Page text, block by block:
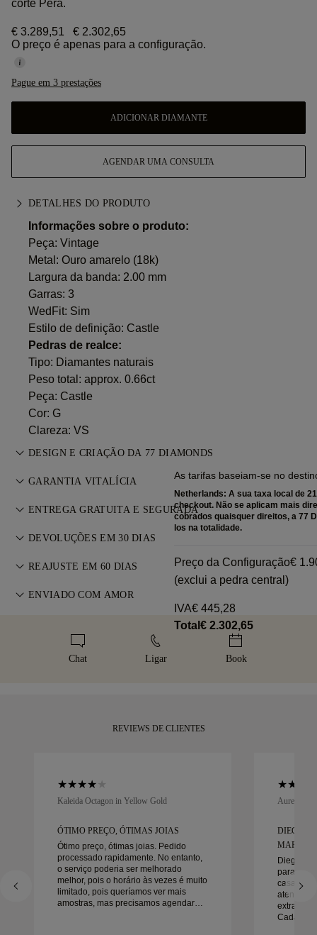
corte Pera.
€ 3.289,51
€ 2.302,65
O preço é apenas para a configuração.
As tarifas baseiam-se no
Netherlands: A sua taxa local de
checkout. Não se aplicam mais
cobrados quaisquer direitos, a 77
los na totalidade.
Preço da Configuração€
(exclui a pedra central)
IVA€ 445,28
Total € 2.302,65
Pague em 3 prestações
ADICIONAR DIAMANTE
AGENDAR UMA CONSULTA
DETALHES DO PRODUTO
Informações sobre o produto:
Peça: Vintage
Metal: Ouro amarelo (18k)
Largura da banda: 2.00 mm
Garras: 3
WedFit: Sim
Estilo de definição: Castle
Pedras de realce:
Tipo: Diamantes naturais
Peso total: approx. 0.66ct
Peça: Castle
Cor: G
Clareza: VS
DESIGN E CRIAÇÃO DA 77 DIAMONDS
A arte da joalharia aperfeiçoada peça a peça pelos mestres
GARANTIA VITALÍCIA
Em qualquer compra na 77 Diamonds, recebe uma garantia
vitalícia contra defeitos de fabrico. As reparações necessárias
são gratuitas. Consulte osTermos e Condições
ENTREGA GRATUITA E SEGURADA
Todos os portes de envio são gratuitos, independentemente
riscos e com seguro total através do serviço de entregas
especiais FedEx ou DHL, diretamente para a sua porta.
Fazemos um seguro de todas as nossas encomendas para
determinados artigos de valor elevado, utilizamos um serviço
DEVOLUÇÕES EM 30 DIAS
Caso não esteja totalmente satisfeito, pode devolver ou
trocar a sua compra no prazo de 30 dias. Consulte osTermos
e Condições.
REAJUSTE EM 60 DIAS
Para garantir o ajuste perfeito, a 77 Diamonds oferece
reajuste gratuito até 60 dias após a entrega. Consulte a
ENVIADO COM AMOR
Receba a sua peça artesanal na nossa icónica caixa
Chat Ligar Book
REVIEWS DE CLIENTES
Kaleida Octagon in Yellow Gold
ÓTIMO PREÇO, ÓTIMAS JOIAS
Ótimo preço, ótimas joias. Pedido
processado rapidamente. No entanto,
o serviço poderia ser melhorado
melhor, pois o horário às vezes é muito
limitado, pois queríamos ver mais
amostras, mas precisamos agendar
Aurelle in
DIEGO
Diego foi
para
atenção
Cada